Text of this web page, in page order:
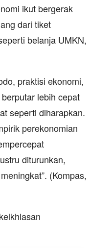
ikut bergerak
dari tiket
belanja UMKN,
praktisi ekonomi,
lebih cepat
seperti diharapkan.
perekonomian
diturunkan,
(Kompas,